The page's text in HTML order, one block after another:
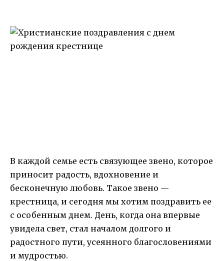
В каждой семье есть связующее звено, которое
приносит радость, вдохновение и
бесконечную любовь. Такое звено —
крестница, и сегодня мы хотим поздравить ее
с особенным днем. День, когда она впервые
увидела свет, стал началом долгого и
радостного пути, усеянного благословениями
и мудростью.